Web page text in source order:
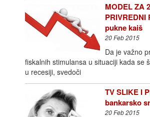
MODEL ZA
PRIVREDNI
pukne kaiš
20 Feb 2015
Da je važno
fiskalnih stimulansa u situaciji kada se
u recesiji, svedoči
TV SLIKE I
bankarsko
20 Feb 2015